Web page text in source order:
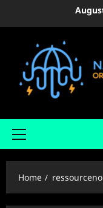
Primary
Home